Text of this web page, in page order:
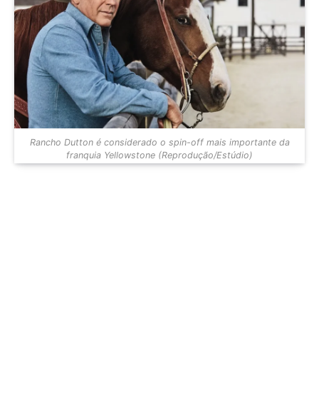
Rancho Dutton é considerado o spin-off mais importante da
franquia Yellowstone (Reprodução/Estúdio)